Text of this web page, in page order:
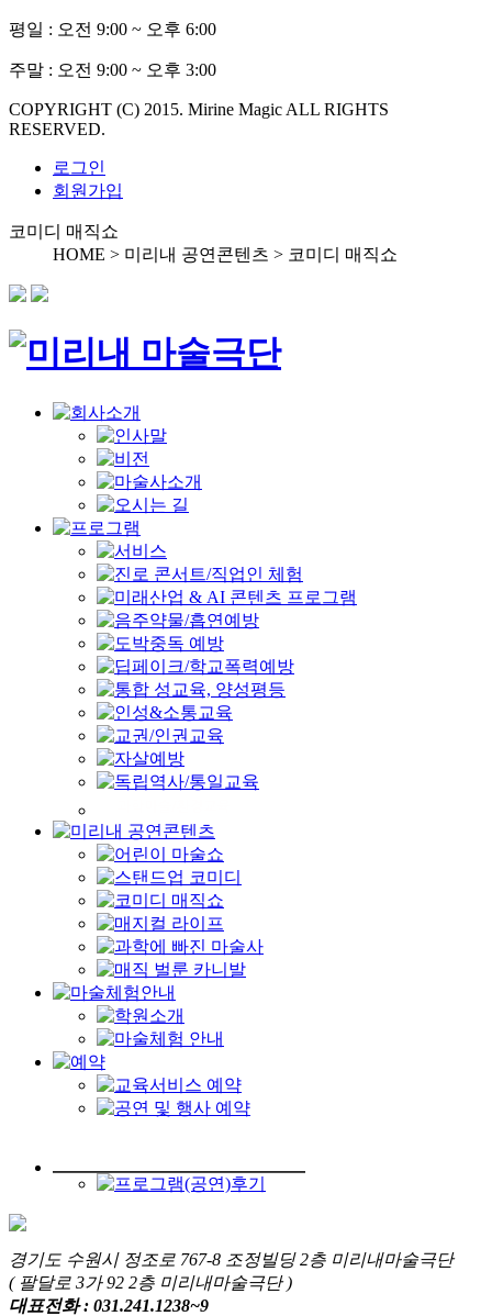
평일 : 오전 9:00 ~ 오후 6:00
주말 : 오전 9:00 ~ 오후 3:00
COPYRIGHT (C) 2015. Mirine Magic ALL RIGHTS
RESERVED.
로그인
회원가입
코미디 매직쇼
HOME > 미리내 공연콘텐츠 > 코미디 매직쇼
경기도 수원시 정조로 767-8 조정빌딩 2층 미리내마술극단
( 팔달로 3가 92 2층 미리내마술극단 )
대표전화 : 031.241.1238~9